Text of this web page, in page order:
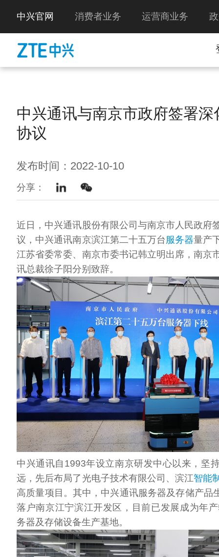
中兴官网 消费者业务 运营商业务
中兴通讯与南京市政府签署深
协议
发布时间：2022-10-10
分享：
近日，中兴通讯股份有限公司与南京市人民政府
议，中兴通讯南京滨江第二十五万台服务器量产
江苏省委常委、南京市委书记韩立明出席，南京
讯总裁徐子阳分别致辞。
中兴通讯自1993年设立南京研发中心以来，坚
远，先后布局了光电子技术有限公司、滨江智能
高质量项目。其中，中兴通讯服务器及存储产品
落户南京江宁滨江开发区，目前已发展成为年
务器及存储设备生产基地。